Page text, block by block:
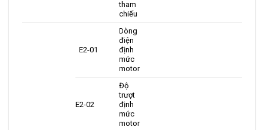
tham
chiếu
E2-01
Dòng
điện
định
mức
motor
E2-02
Độ
trượt
định
mức
motor